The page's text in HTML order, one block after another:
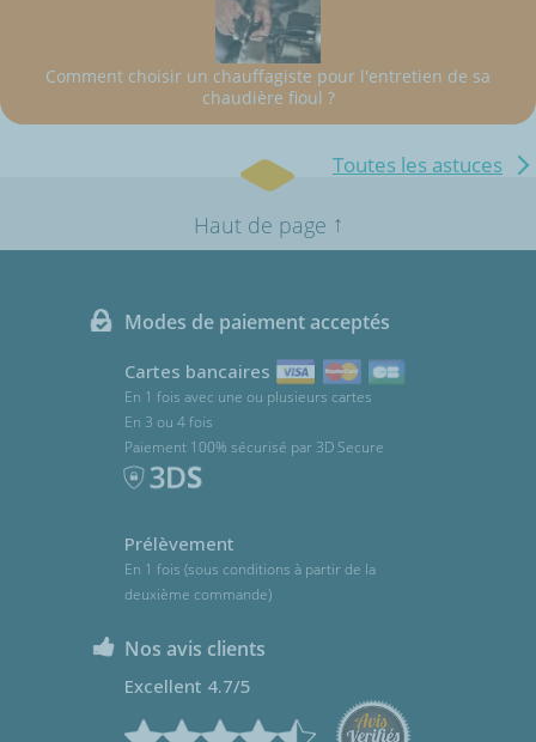
Comment choisir un chauffagiste pour l'entretien de sa
chaudière fioul ?
Toutes les astuces
Haut de page ↑
Modes de paiement acceptés
Cartes bancaires
En 1 fois avec une ou plusieurs cartes
En 3 ou 4 fois
Paiement 100% sécurisé par 3D Secure
Prélèvement
En 1 fois (sous conditions à partir de la
deuxième commande)
Nos avis clients
Excellent 4.7/5